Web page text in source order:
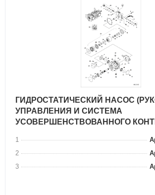
ГИДРОСТАТИЧЕСКИЙ НАСОС
УПРАВЛЕНИЯ И СИСТЕМА
УСОВЕРШЕНСТВОВАННОГО
1
2
3